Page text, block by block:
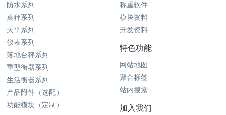
防水系列
桌秤系列
天平系列
仪表系列
落地台秤系列
重型衡器系列
生活衡器系列
产品附件（选配）
功能模块（定制）
称重软件
模块资料
开发资料
特色功能
网站地图
聚合标签
站内搜索
加入我们